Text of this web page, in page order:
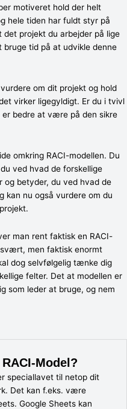
motiveret hold der helt
hele tiden har fuldt styr på
projekt du arbejder på lige
tid på at udvikle denne
om dit projekt og hold
virker ligegyldigt. Er du i tvivl
er bedre at være på den sikre
omkring RACI-modellen. Du
ved hvad de forskellige
og betyder, du ved hvad de
kan nu også vurdere om du
man rent faktisk en RACI-
men faktisk enormt
dog selvfølgelig tænke dig
felter. Det at modellen er
som leder at bruge, og nem
Model?
speciallavet til netop dit
Det kan f.eks. være
Google Sheets kan